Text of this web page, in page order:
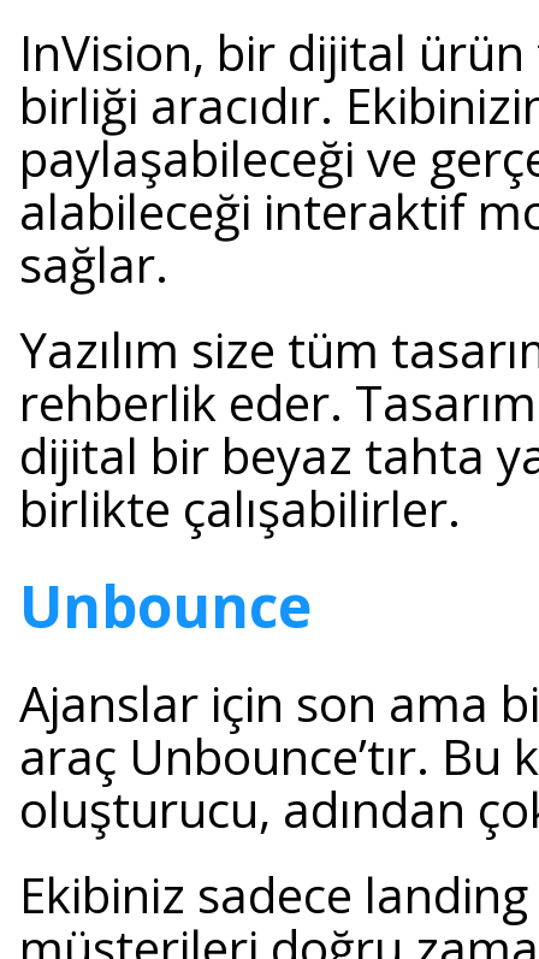
InVision, bir dijital
birliği aracıdır.
paylaşabileceği ve
alabileceği interaktif
sağlar.
Yazılım size tüm
rehberlik eder.
dijital bir beyaz tahta
birlikte çalışabilirler.
Unbounce
Ajanslar için son ama
araç Unbounce’tır. Bu
oluşturucu, adından
Ekibiniz sadece